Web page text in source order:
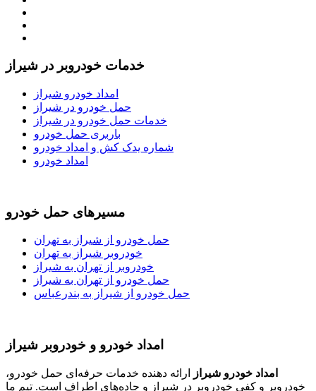
خدمات خودروبر در شیراز
امداد خودرو شیراز
حمل خودرو در شیراز
خدمات حمل خودرو در شیراز
باربری حمل خودرو
شماره یدک کش و امداد خودرو
امداد خودرو
مسیرهای حمل خودرو
حمل خودرو از شیراز به تهران
خودروبر شیراز به تهران
خودروبر از تهران به شیراز
حمل خودرو از تهران به شیراز
حمل خودرو از شیراز به بندرعباس
امداد خودرو و خودروبر شیراز
امداد خودرو شیراز
ارائه دهنده خدمات حرفه‌ای حمل خودرو،
خودروبر و کفی خودروبر در شیراز و جاده‌های اطراف است. تیم ما